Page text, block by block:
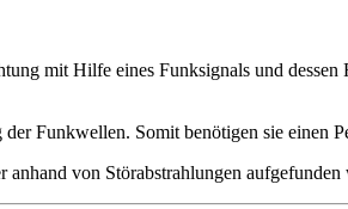
mit Hilfe eines Funksignals und
Funkwellen. Somit benötigen sie einen
von Störabstrahlungen aufgefunden